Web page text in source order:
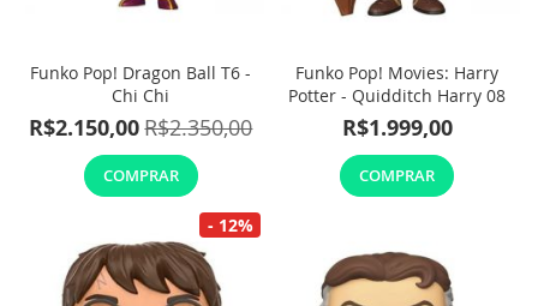
Funko Pop! Dragon Ball T6 -
Chi Chi
R$2.150,00R$2.350,00
COMPRAR
Funko Pop! Movies: Harry
Potter - Quidditch Harry 08
R$1.999,00
COMPRAR
- 12%